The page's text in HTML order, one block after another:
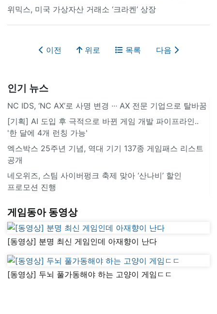
위믹스, 미국 가상자산 거래소 ‘크라켄’ 상장
이전 위로 목록 다음
인기 뉴스
NC IDS, ‘NC AX’로 사명 변경 ∙∙∙ AX 전문 기업으로 탈바꿈
[기획] AI 도입 후 극적으로 바뀐 게임 개발 파이프라인..
'한 달에 4개 런칭 가능'
엑스박스 25주년 기념, 역대 기기 137종 게임패스 리스트
공개
네오위즈, 스팀 사이버펑크 축제 맞아 ‘산나비’ 할인
프로모션 진행
게임동아 동영상
[동영상] 분명 최신 게임인데 아재향이 난다
[동영상] 두뇌 풀가동해야 하는 고양이 게임ㄷㄷ